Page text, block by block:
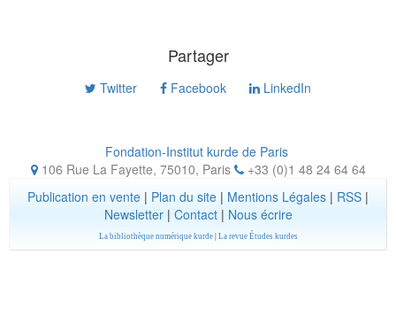
Partager
Twitter Facebook LinkedIn
Fondation-Institut kurde de Paris
106 Rue La Fayette, 75010, Paris
+33 (0)1 48 24 64 64
Publication en vente | Plan du site | Mentions Légales | RSS |
Newsletter| Contact| Nous écrire
La bibliothèque numérique kurde| La revue Études kurdes